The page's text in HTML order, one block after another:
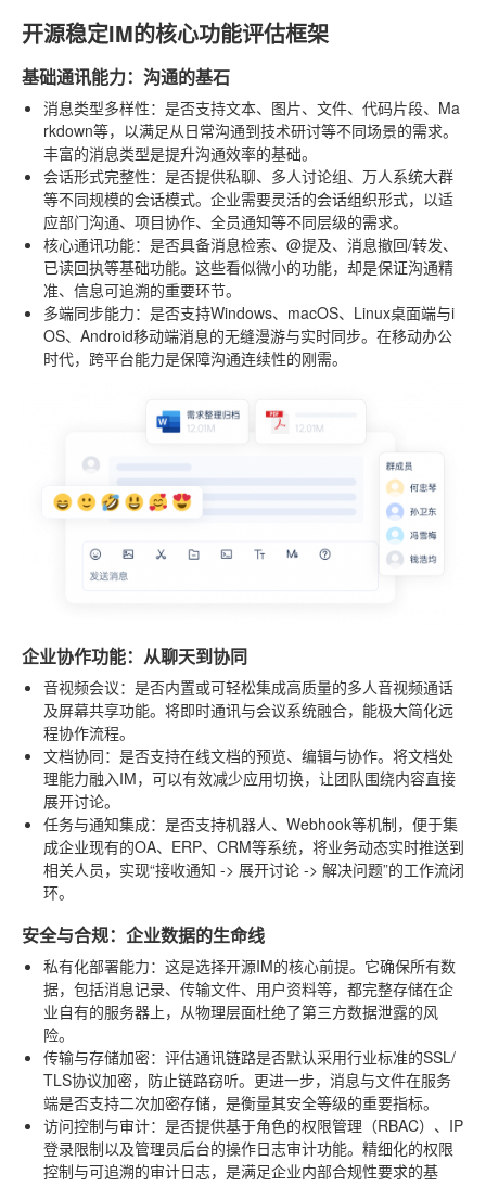
开源稳定IM的核心功能评估框架
基础通讯能力：沟通的基石
消息类型多样性：是否支持文本、图片、文件、代码片段、Ma
rkdown等，以满足从日常沟通到技术研讨等不同场景的需求。
丰富的消息类型是提升沟通效率的基础。
会话形式完整性：是否提供私聊、多人讨论组、万人系统大群
等不同规模的会话模式。企业需要灵活的会话组织形式，以适
应部门沟通、项目协作、全员通知等不同层级的需求。
核心通讯功能：是否具备消息检索、@提及、消息撤回/转发、
已读回执等基础功能。这些看似微小的功能，却是保证沟通精
准、信息可追溯的重要环节。
多端同步能力：是否支持Windows、macOS、Linux桌面端与i
OS、Android移动端消息的无缝漫游与实时同步。在移动办公
时代，跨平台能力是保障沟通连续性的刚需。
企业协作功能：从聊天到协同
音视频会议：是否内置或可轻松集成高质量的多人音视频通话
及屏幕共享功能。将即时通讯与会议系统融合，能极大简化远
程协作流程。
文档协同：是否支持在线文档的预览、编辑与协作。将文档处
理能力融入IM，可以有效减少应用切换，让团队围绕内容直接
展开讨论。
任务与通知集成：是否支持机器人、Webhook等机制，便于集
成企业现有的OA、ERP、CRM等系统，将业务动态实时推送到
相关人员，实现“接收通知 -> 展开讨论 -> 解决问题”的工作流闭
环。
安全与合规：企业数据的生命线
私有化部署能力：这是选择开源IM的核心前提。它确保所有数
据，包括消息记录、传输文件、用户资料等，都完整存储在企
业自有的服务器上，从物理层面杜绝了第三方数据泄露的风
险。
传输与存储加密：评估通讯链路是否默认采用行业标准的SSL/
TLS协议加密，防止链路窃听。更进一步，消息与文件在服务
端是否支持二次加密存储，是衡量其安全等级的重要指标。
访问控制与审计：是否提供基于角色的权限管理（RBAC）、IP
登录限制以及管理员后台的操作日志审计功能。精细化的权限
控制与可追溯的审计日志，是满足企业内部合规性要求的基